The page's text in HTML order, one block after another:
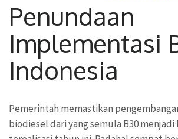
Penundaan
Implementasi
Indonesia
Pemerintah memastikan
biodiesel dari yang semula B30 menjadi